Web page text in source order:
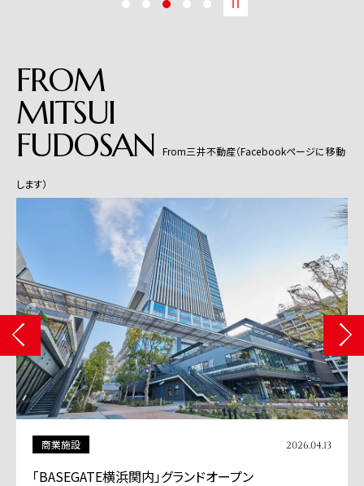
FROM
MITSUI
FUDOSAN From三井不動産（Facebookページに移動
します）
商業施設 2026.04.13
「BASEGATE横浜関内」グランドオープン